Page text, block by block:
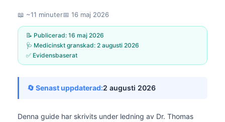
📖 ~11 minuter📅 16 maj 2026
📝 Publicerad: 16 maj 2026
🩺 Medicinskt granskad: 2 augusti 2026
✅ Evidensbaserat
🔄 Senast uppdaterad:2 augusti 2026
Denna guide har skrivits under ledning av Dr. Thomas